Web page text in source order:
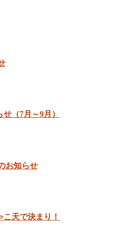
（7月～9月）
お知らせ
天で決まり！